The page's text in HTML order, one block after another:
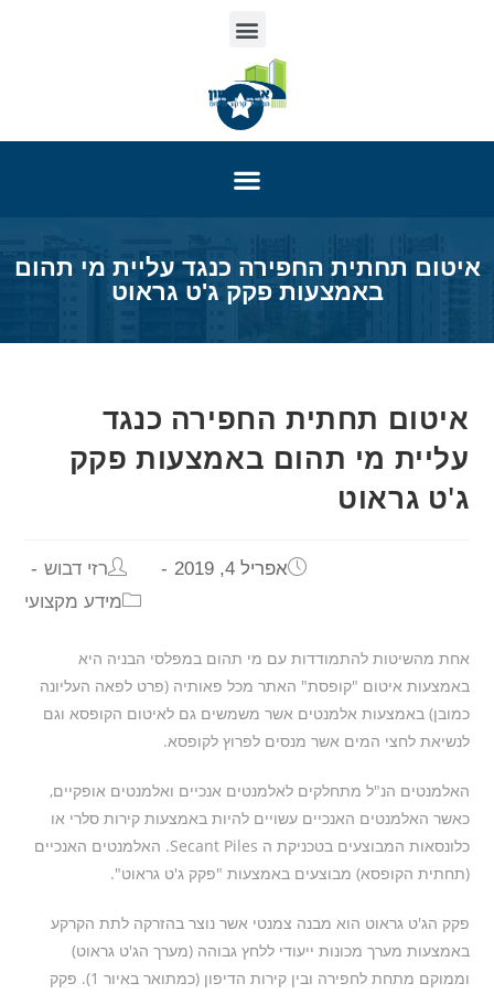
איטום תחתית החפירה כנגד עליית מי תהום
באמצעות פקק ג'ט גראוט
איטום תחתית החפירה כנגד
עליית מי תהום באמצעות פקק
ג'ט גראוט
רזי דבוש
אפריל 4, 2019
מידע מקצועי
אחת מהשיטות להתמודדות עם מי תהום במפלסי הבניה היא
באמצעות איטום "קופסת" האתר מכל פאותיה (פרט לפאה העליונה
כמובן) באמצעות אלמנטים אשר משמשים גם לאיטום הקופסא וגם
לנשיאת לחצי המים אשר מנסים לפרוץ לקופסא.
האלמנטים הנ"ל מתחלקים לאלמנטים אנכיים ואלמנטים אופקיים,
כאשר האלמנטים האנכיים עשויים להיות באמצעות קירות סלרי או
כלונסאות המבוצעים בטכניקת ה Secant Piles. האלמנטים האנכיים
(תחתית הקופסא) מבוצעים באמצעות "פקק ג'ט גראוט".
פקק הג'ט גראוט הוא מבנה צמנטי אשר נוצר בהזרקה לתת הקרקע
באמצעות מערך מכונות ייעודי ללחץ גבוהה (מערך הג'ט גראוט)
וממוקם מתחת לחפירה ובין קירות הדיפון (כמתואר באיור 1). פקק